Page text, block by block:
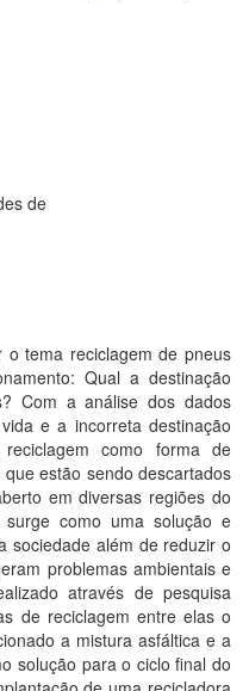
de
tema reciclagem de pneus
Qual a destinação
Com a análise dos dados
e a incorreta destinação
como forma de
estão sendo descartados
em diversas regiões do
como uma solução e
sociedade além de reduzir o
problemas ambientais e
através de pesquisa
de reciclagem entre elas o
a mistura asfáltica e a
solução para o ciclo final do